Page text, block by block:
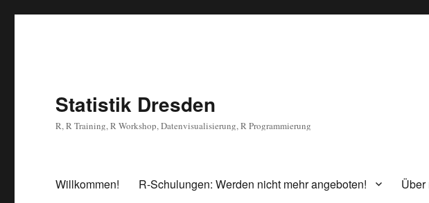
Statistik Dresden
R, R Training, R Workshop, Datenvisualisierung, R Programmierung
Willkommen! R-Schulungen: Werden nicht mehr angeboten! Über